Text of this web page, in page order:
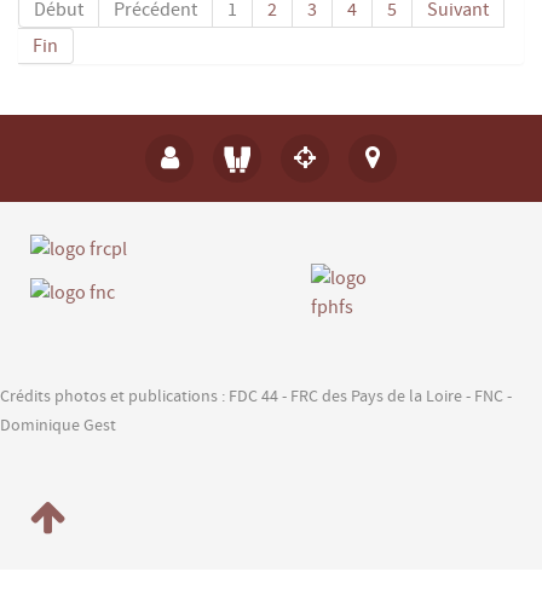
Début Précédent 1 2 3 4 5
Suivant
Fin
Crédits photos et publications : FDC 44 - FRC des Pays de la Loire - FNC -
Dominique Gest